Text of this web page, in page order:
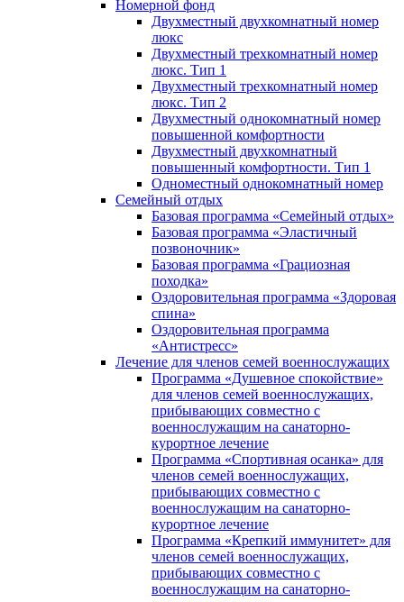
Номерной фонд
Двухместный двухкомнатный номер
люкс
Двухместный трехкомнатный номер
люкс. Тип 1
Двухместный трехкомнатный номер
люкс. Тип 2
Двухместный однокомнатный номер
повышенной комфортности
Двухместный двухкомнатный
повышенный комфортности. Тип 1
Одноместный однокомнатный номер
Семейный отдых
Базовая программа «Семейный отдых»
Базовая программа «Эластичный
позвоночник»
Базовая программа «Грациозная
походка»
Оздоровительная программа «Здоровая
спина»
Оздоровительная программа
«Антистресс»
Лечение для членов семей военнослужащих
Программа «Душевное спокойствие»
для членов семей военнослужащих,
прибывающих совместно с
военнослужащим на санаторно-
курортное лечение
Программа «Спортивная осанка» для
членов семей военнослужащих,
прибывающих совместно с
военнослужащим на санаторно-
курортное лечение
Программа «Крепкий иммунитет» для
членов семей военнослужащих,
прибывающих совместно с
военнослужащим на санаторно-